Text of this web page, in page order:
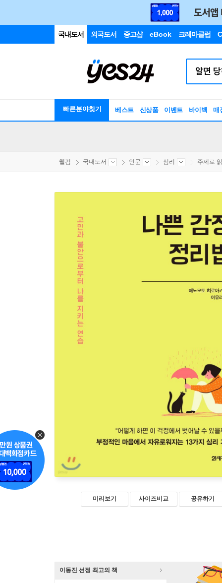
국내도서 외국도서 중고샵 eBook 크레마클럽
빠른분야찾기 베스트 신상품 이벤트 바이백 매
웰컴 국내도서 인문 심리 주제로
미리보기 사이즈비교 공유하기
이동진 선정 최고의 책